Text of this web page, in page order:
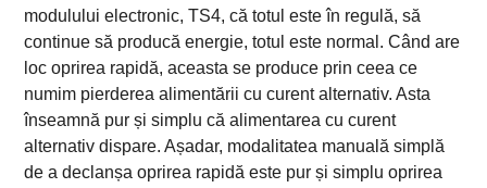
modulului electronic, TS4, că totul este în regulă, să
continue să producă energie, totul este normal. Când are
loc oprirea rapidă, aceasta se produce prin ceea ce
numim pierderea alimentării cu curent alternativ. Asta
înseamnă pur și simplu că alimentarea cu curent
alternativ dispare. Așadar, modalitatea manuală simplă
de a declanșa oprirea rapidă este pur și simplu oprirea